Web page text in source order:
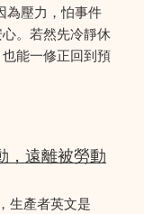
為壓力，怕事件
。若然先冷靜休
能一修正回到預
，遠離被勞動
生產者英文是